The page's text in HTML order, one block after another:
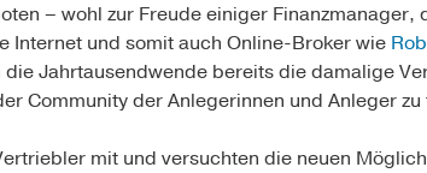
– wohl zur Freude einiger Finanzmanager,
Internet und somit auch Online-Broker wie
Jahrtausendwende bereits die damalige
Community der Anlegerinnen und Anleger zu
mit und versuchten die neuen